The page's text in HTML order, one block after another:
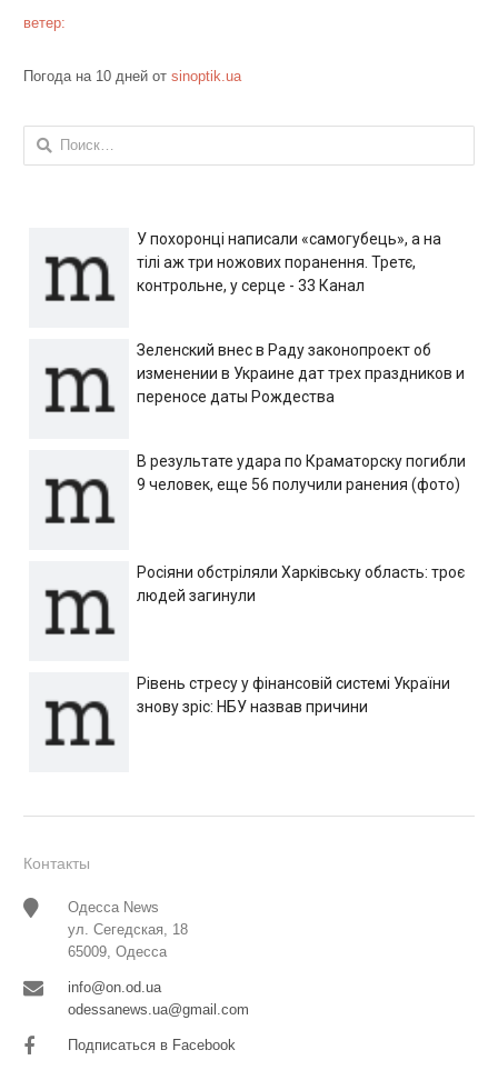
ветер:
Погода на 10 дней от sinoptik.ua
Найти:
У похоронці написали «самогубець», а на
тілі аж три ножових поранення. Третє,
контрольне, у серце - 33 Канал
Зеленский внес в Раду законопроект об
изменении в Украине дат трех праздников и
переносе даты Рождества
В результате удара по Краматорску погибли
9 человек, еще 56 получили ранения (фото)
Росіяни обстріляли Харківську область: троє
людей загинули
Рівень стресу у фінансовій системі України
знову зріс: НБУ назвав причини
Контакты
Одесса News
ул. Сегедская, 18
65009, Одесса
info@on.od.ua
odessanews.ua@gmail.com
Подписаться в Facebook